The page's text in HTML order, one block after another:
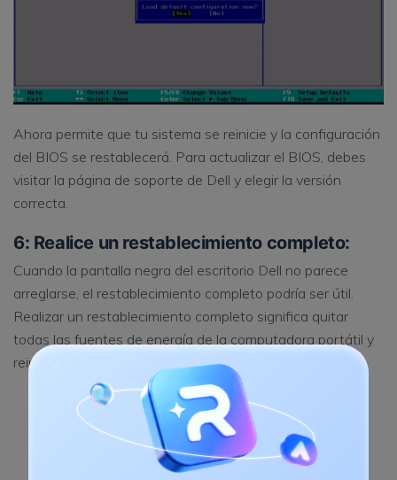
Ahora permite que tu sistema se reinicie y la configuración
del BIOS se restablecerá. Para actualizar el BIOS, debes
visitar la página de soporte de Dell y elegir la versión
correcta.
6: Realice un restablecimiento completo:
Cuando la pantalla negra del escritorio Dell no parece
arreglarse, el restablecimiento completo podría ser útil.
Realizar un restablecimiento completo significa quitar
todas las fuentes de energía de la computadora portátil y
reiniciarla. Los pasos son simples:
Apaga la computadora portátil con el botón de
encendido y retira todos los dispositivos periféricos
conectados a ella.